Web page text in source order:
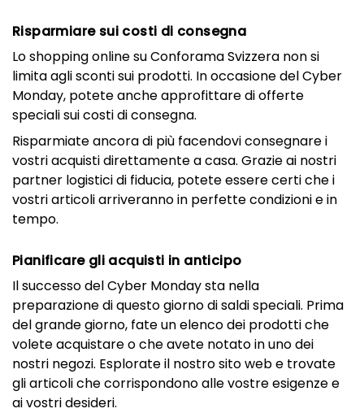
Risparmiare sui costi di consegna
Lo shopping online su Conforama Svizzera non si
limita agli sconti sui prodotti. In occasione del Cyber
Monday, potete anche approfittare di offerte
speciali sui costi di consegna.
Risparmiate ancora di più facendovi consegnare i
vostri acquisti direttamente a casa. Grazie ai nostri
partner logistici di fiducia, potete essere certi che i
vostri articoli arriveranno in perfette condizioni e in
tempo.
Pianificare gli acquisti in anticipo
Il successo del Cyber Monday sta nella
preparazione di questo giorno di saldi speciali. Prima
del grande giorno, fate un elenco dei prodotti che
volete acquistare o che avete notato in uno dei
nostri negozi. Esplorate il nostro sito web e trovate
gli articoli che corrispondono alle vostre esigenze e
ai vostri desideri.